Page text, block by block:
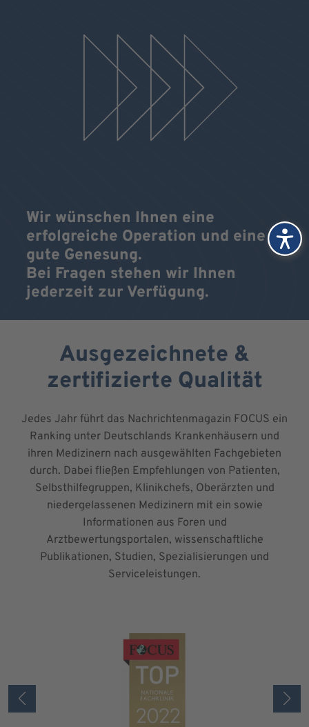
Wir wünschen Ihnen eine
erfolgreiche Operation und eine
gute Genesung.
Bei Fragen stehen wir Ihnen
jederzeit zur Verfügung.
Ausgezeichnete &
zertifizierte Qualität
Jedes Jahr führt das Nachrichtenmagazin FOCUS ein
Ranking unter Deutschlands Krankenhäusern und
ihren Medizinern nach ausgewählten Fachgebieten
durch. Dabei fließen Empfehlungen von Patienten,
Selbsthilfegruppen, Klinikchefs, Oberärzten und
niedergelassenen Medizinern mit ein sowie
Informationen aus Foren und
Arztbewertungsportalen, wissenschaftliche
Publikationen, Studien, Spezialisierungen und
Serviceleistungen.